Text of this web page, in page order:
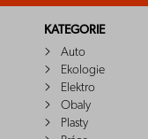
KATEGORIE
Auto
Ekologie
Elektro
Obaly
Plasty